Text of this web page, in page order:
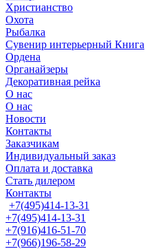
Христианство
Охота
Рыбалка
Сувенир интерьерный Книга
Ордена
Органайзеры
Декоративная рейка
О нас
О нас
Новости
Контакты
Заказчикам
Индивидуальный заказ
Оплата и доставка
Стать дилером
Контакты
+7(495)414-13-31
+7(495)414-13-31
+7(916)416-51-70
+7(966)196-58-29